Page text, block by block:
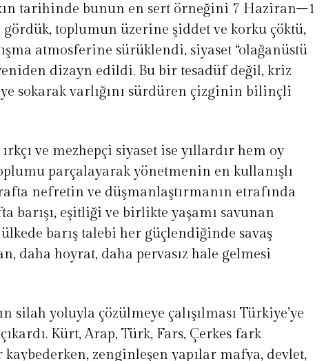
tarihinde bunun en sert örneğini 7 Haziran–1
gördük, toplumun üzerine şiddet ve korku çöktü,
atmosferine sürüklendi, siyaset “olağanüstü
dizayn edildi. Bu bir tesadüf değil, kriz
sokarak varlığını sürdüren çizginin bilinçli
ve mezhepçi siyaset ise yıllardır hem oy
parçalayarak yönetmenin en kullanışlı
nefretin ve düşmanlaştırmanın etrafında
barışı, eşitliği ve birlikte yaşamı savunan
barış talebi her güçlendiğinde savaş
daha hoyrat, daha pervasız hale gelmesi
silah yoluyla çözülmeye çalışılması Türkiye’ye
Kürt, Arap, Türk, Fars, Çerkes fark
zenginleşen yapılar mafya, devlet,